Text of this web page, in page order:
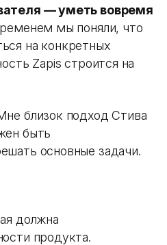
— уметь вовремя
мы поняли, что
на конкретных
Zapis строится на
близок подход Стива
быть
основные задачи.
должна
продукта.